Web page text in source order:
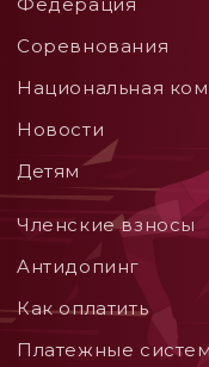
Соревнования
Национальная
Новости
Детям
Членские взносы
Aнтидопинг
Как оплатить
Платежные